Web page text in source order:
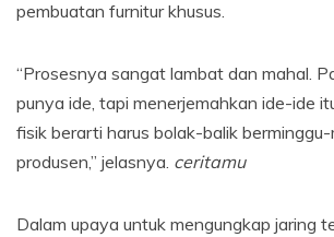
pembuatan furnitur khusus.
“Prosesnya sangat lambat dan mahal.
punya ide, tapi menerjemahkan ide-ide
fisik berarti harus bolak-balik
produsen,” jelasnya. ceritamu
Dalam upaya untuk mengungkap jaring